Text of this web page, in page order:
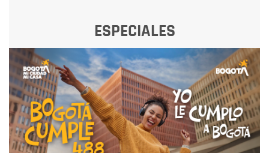
ESPECIALES